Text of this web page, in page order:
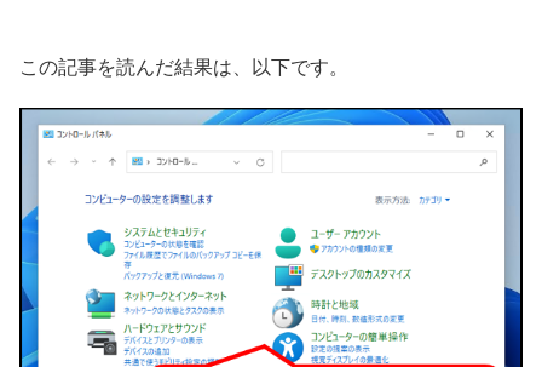
この記事を読んだ結果は、以下です。